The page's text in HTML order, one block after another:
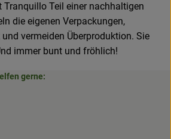
Teil einer nachhaltigen
die eigenen Verpackungen,
vermeiden Überproduktion. Sie
immer bunt und fröhlich!
gerne: